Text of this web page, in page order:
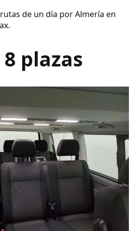
de un día por Almería en
plazas